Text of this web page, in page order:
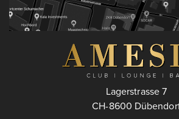
Lagerstrasse 7
CH-8600